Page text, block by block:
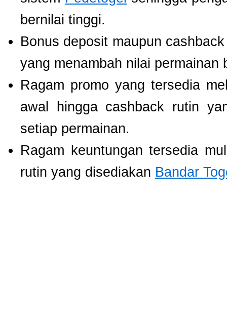
bernilai tinggi.
Bonus deposit maupun
yang menambah nilai permainan
Ragam promo yang tersedia
awal hingga cashback rutin
setiap permainan.
Ragam keuntungan tersedia
rutin yang disediakan Bandar